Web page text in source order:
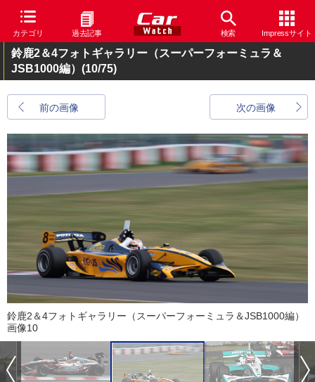
カテゴリ 過去記事 検索 Impressサイト
鈴鹿2＆4フォトギャラリー（スーパーフォーミュラ＆
JSB1000編） (10/75)
前の画像 次の画像
鈴鹿2＆4フォトギャラリー（スーパーフォーミュラ＆JSB1000編）
画像10